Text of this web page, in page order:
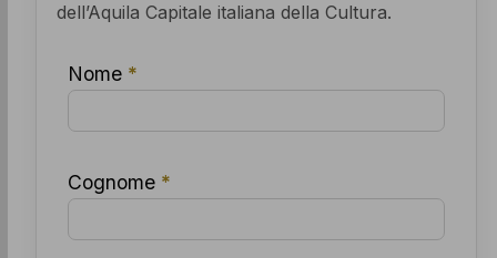
dell’Aquila Capitale italiana della Cultura.
Nome *
Cognome *